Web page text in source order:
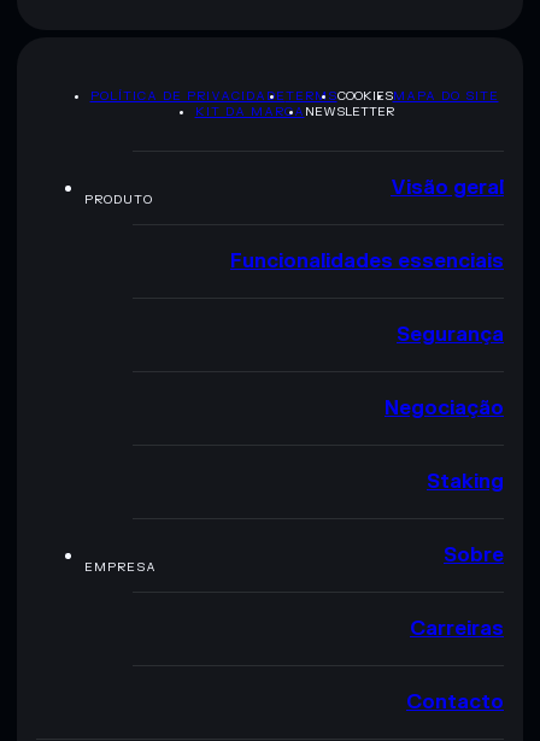
POLÍTICA DE PRIVACIDADETERMSCOOKIESMAPA DO SITE
KIT DA MARCA NEWSLETTER
PRODUTO Visão geral
Funcionalidades essenciais
Segurança
Negociação
Staking
EMPRESA Sobre
Carreiras
Contacto